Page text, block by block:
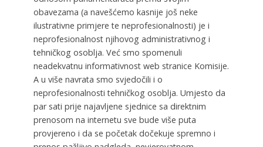
obavezama (a navešćemo kasnije još neke
ilustrativne primjere te neprofesionalnosti) je i
neprofesionalnost njihovog administrativnog i
tehničkog osoblja. Već smo spomenuli
neadekvatnu informativnost web stranice Komisije.
A u više navrata smo svjedočili i o
neprofesionalnosti tehničkog osoblja. Umjesto da
par sati prije najavljene sjednice sa direktnim
prenosom na internetu sve bude više puta
provjereno i da se početak dočekuje spremno i